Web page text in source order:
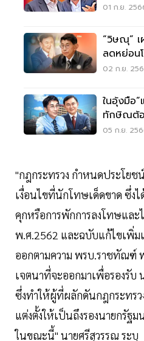
01 ก.ย.
“วิษณุ”
ลดหย่อน
02 ก.ย.
ในอุ้งมือ
ทักษิณต้อ
05 ก.ย.
"กฎกระทรวง กำหนดประโย
เงื่อนไขที่นักโทษเด็ดขาด ซึ่ง
คุกหรือการพักการลงโทษแล
พ.ศ.2562 และฉบับแก้ไขเพิ่
ออกตามความ พรบ.ราชทัณฑ์
เจตนาที่จะออกมาเพื่อรองรั
ซึ่งทำให้ผู้ที่ผลักดันกฎกระทรว
แต่งตั้งให้เป็นถึงรองนายกรัฐม
ในขณะนี้" นายศรีสุวรรณ ระบุ